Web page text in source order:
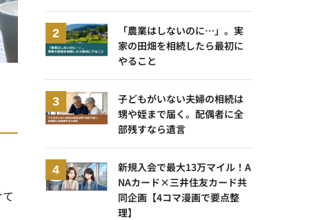
「農業はしないのに…」。実
家の田畑を相続したら最初に
やること
子どもがいない夫婦の相続は
甥や姪まで届く。配偶者に全
部残すなら遺言
新規入会で最大13万マイル！A
NAカード×三井住友カード共
同企画【4コマ漫画で要点整
理】